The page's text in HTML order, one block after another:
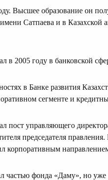
Высшее образование он
Сатпаева и в Казахской
в 2005 году в банковской
в Банке развития
сегменте и
пост управляющего
председателя
корпоративным
частью фонда «Даму», но уже